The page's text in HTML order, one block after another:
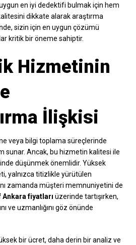
en iyi dedektifi bulmak için hem
dikkate alarak araştırma
sizin için en uygun çözümü
kritik bir öneme sahiptir.
Hizmetinin
İlişkisi
veya bilgi toplama süreçlerinde
sunar. Ancak, bu hizmetin kalitesi ile
düşünmek önemlidir. Yüksek
yalnızca titizlikle yürütülen
zamanda müşteri memnuniyetini de
fiyatları üzerinde tartışırken,
ve uzmanlığını göz önünde
bir ücret, daha derin bir analiz ve